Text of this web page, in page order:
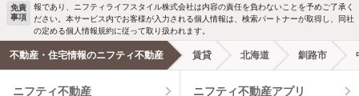
洗濯機置場あり 独立洗面台
エアコンあり 都市ガス
免責
事項
報であり、ニフティライフスタイル株式会社は内容の責任を負わないことを予めご了承く
ださい。本サービス内でお客様が入力される個人情報は、検索パートナーが取得し、同社
の定める個人情報規約に従って取り扱われます。
不動産・住宅情報のニフティ不動産 賃貸 北海道 釧路市
ニフティ不動産 ニフティ不動産アプリ